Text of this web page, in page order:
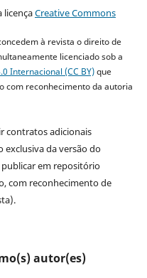
licençaCreative Commons
à revista o direito de
licenciado sob a
Internacional (CC BY)que
com reconhecimento da autoria
contratos adicionais
exclusiva da versão do
em repositório
com reconhecimento de
autor(es)